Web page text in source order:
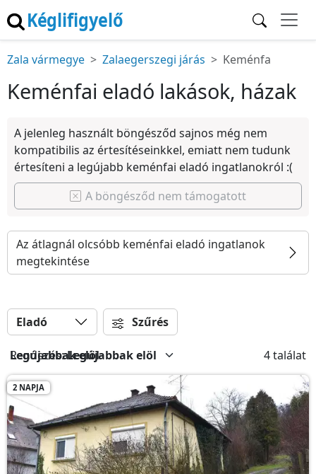
Kéglifigyelő
Zala vármegye Zalaegerszegi járás Keménfa
Keménfai eladó lakások, házak
A böngésződ nem támogatott
A jelenleg használt böngésződ sajnos még nem
kompatibilis az értesítéseinkkel, emiatt nem tudunk
értesíteni a legújabb keménfai eladó ingatlanokról :(
Az átlagnál olcsóbb keménfai eladó ingatlanok
megtekintése
Eladó Szűrés
Rendezés:
Legújabbak elöl 4 találat
2 NAPJA